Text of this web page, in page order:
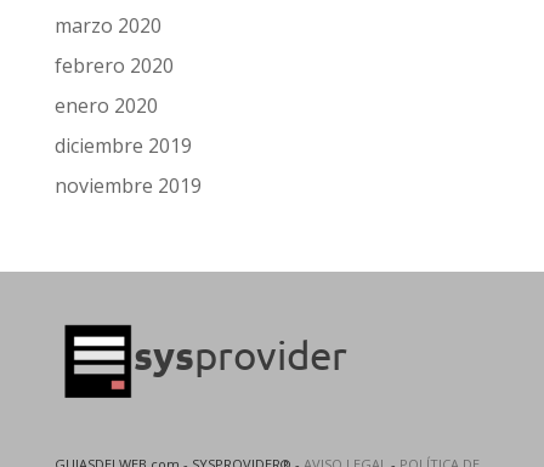
marzo 2020
febrero 2020
enero 2020
diciembre 2019
noviembre 2019